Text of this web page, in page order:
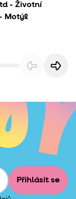
- Životní
Motýl
Přihlásit se